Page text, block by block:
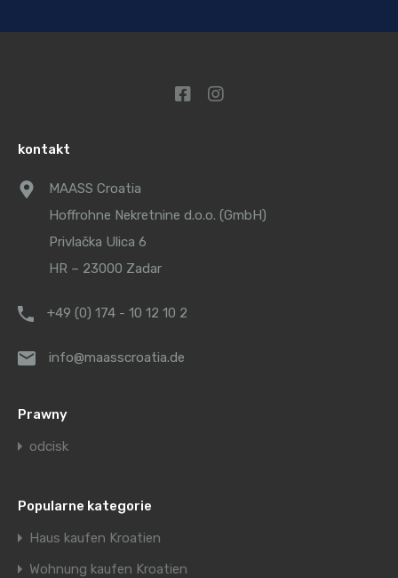
kontakt
MAASS Croatia
Hoffrohne Nekretnine d.o.o. (GmbH)
Privlačka Ulica 6
HR – 23000 Zadar
+49 (0) 174 - 10 12 10 2
info@maasscroatia.de
Prawny
odcisk
Popularne kategorie
Haus kaufen Kroatien
Wohnung kaufen Kroatien